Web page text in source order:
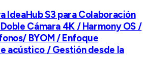
IdeaHub S3 para Colaboración
Cámara 4K / Harmony OS /
BYOM / Enfoque
acústico / Gestión desde la